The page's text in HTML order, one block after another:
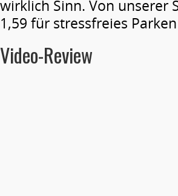
wirklich Sinn. Von unserer
1,59 für stressfreies
Video-Review